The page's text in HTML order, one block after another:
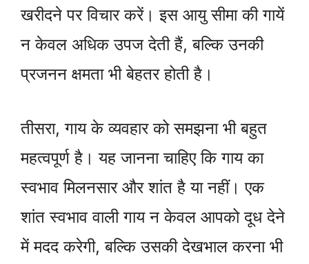
खरीदने पर विचार करें। इस आयु सीमा की गायें
न केवल अधिक उपज देती हैं, बल्कि उनकी
प्रजनन क्षमता भी बेहतर होती है।
तीसरा, गाय के व्यवहार को समझना भी बहुत
महत्वपूर्ण है। यह जानना चाहिए कि गाय का
स्वभाव मिलनसार और शांत है या नहीं। एक
शांत स्वभाव वाली गाय न केवल आपको दूध देने
में मदद करेगी, बल्कि उसकी देखभाल करना भी